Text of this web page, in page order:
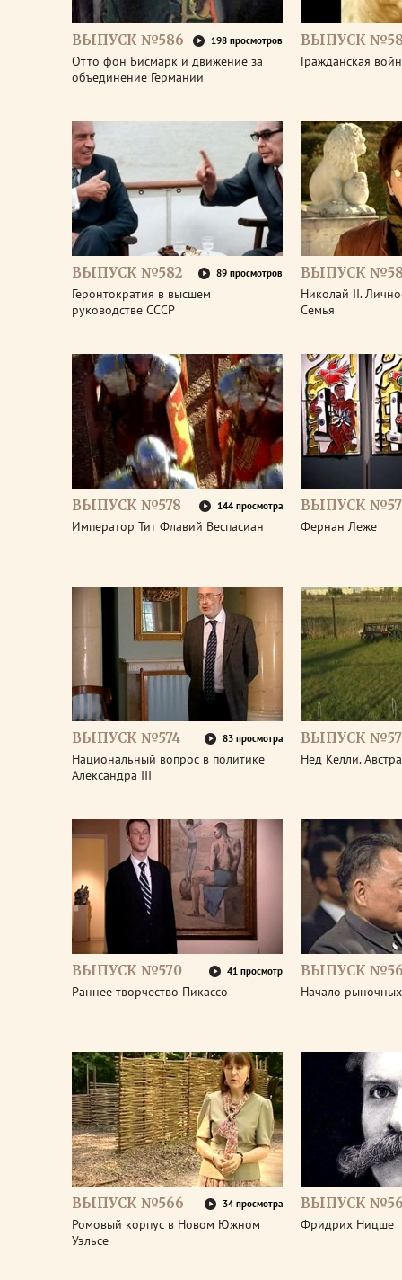
ВЫПУСК №586 198 просмотров
Отто фон Бисмарк и движение за
объединение Германии
ВЫПУСК
Гражданская
ВЫПУСК №582 89 просмотров
Геронтократия в высшем
руководстве СССР
ВЫПУСК
Николай II.
Семья
ВЫПУСК №578 144 просмотра
Император Тит Флавий Веспасиан
ВЫПУСК
Фернан Леже
ВЫПУСК №574 83 просмотра
Национальный вопрос в политике
Александра III
ВЫПУСК
Нед Келли.
ВЫПУСК №570 41 просмотр
Раннее творчество Пикассо
ВЫПУСК
Начало
ВЫПУСК №566 34 просмотра
Ромовый корпус в Новом Южном
Уэльсе
ВЫПУСК
Фридрих Ницше